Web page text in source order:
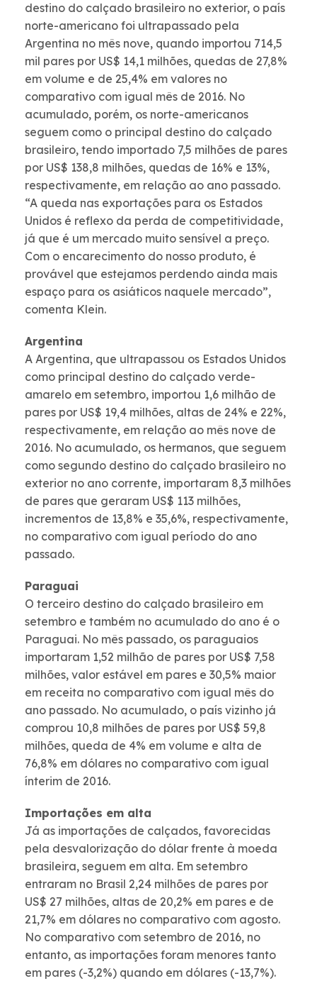
destino do calçado brasileiro no exterior, o país
norte-americano foi ultrapassado pela
Argentina no mês nove, quando importou 714,5
mil pares por US$ 14,1 milhões, quedas de 27,8%
em volume e de 25,4% em valores no
comparativo com igual mês de 2016. No
acumulado, porém, os norte-americanos
seguem como o principal destino do calçado
brasileiro, tendo importado 7,5 milhões de pares
por US$ 138,8 milhões, quedas de 16% e 13%,
respectivamente, em relação ao ano passado.
“A queda nas exportações para os Estados
Unidos é reflexo da perda de competitividade,
já que é um mercado muito sensível a preço.
Com o encarecimento do nosso produto, é
provável que estejamos perdendo ainda mais
espaço para os asiáticos naquele mercado”,
comenta Klein.
Argentina
A Argentina, que ultrapassou os Estados Unidos
como principal destino do calçado verde-
amarelo em setembro, importou 1,6 milhão de
pares por US$ 19,4 milhões, altas de 24% e 22%,
respectivamente, em relação ao mês nove de
2016. No acumulado, os hermanos, que seguem
como segundo destino do calçado brasileiro no
exterior no ano corrente, importaram 8,3 milhões
de pares que geraram US$ 113 milhões,
incrementos de 13,8% e 35,6%, respectivamente,
no comparativo com igual período do ano
passado.
Paraguai
O terceiro destino do calçado brasileiro em
setembro e também no acumulado do ano é o
Paraguai. No mês passado, os paraguaios
importaram 1,52 milhão de pares por US$ 7,58
milhões, valor estável em pares e 30,5% maior
em receita no comparativo com igual mês do
ano passado. No acumulado, o país vizinho já
comprou 10,8 milhões de pares por US$ 59,8
milhões, queda de 4% em volume e alta de
76,8% em dólares no comparativo com igual
ínterim de 2016.
Importações em alta
Já as importações de calçados, favorecidas
pela desvalorização do dólar frente à moeda
brasileira, seguem em alta. Em setembro
entraram no Brasil 2,24 milhões de pares por
US$ 27 milhões, altas de 20,2% em pares e de
21,7% em dólares no comparativo com agosto.
No comparativo com setembro de 2016, no
entanto, as importações foram menores tanto
em pares (-3,2%) quando em dólares (-13,7%).